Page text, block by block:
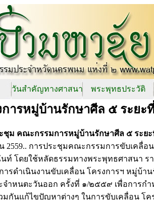
วันสำคัญทางศาสนา พระพุทธประวัติ
การหมู่บ้านรักษาศีล ๕ ระย
ชุม คณะกรรมการหมู่บ้านรักษาศีล ๕ ระย
2559.. การประชุมคณะกรรมการขับเคลื่อ
ท์ โดยใช้หลัดธรรมทางพระพุทธศาสนา ร
ารดำเนินงานขับเคลื่อน โครงการฯ หมู่บ้า
จำหนตะวันออก ครั้งที่ ๑/๒๕๕๙ เพื่อการก
มกันแก้ไขปัญหาต่างๆ ในการขับเคลื่อน โ